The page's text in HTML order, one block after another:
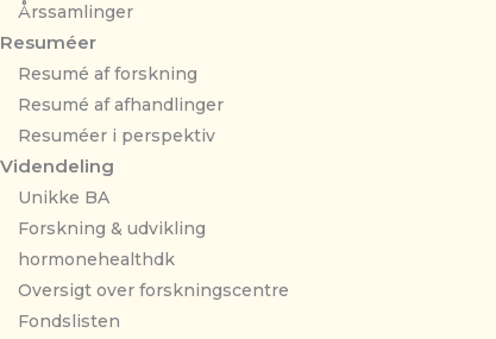
Årssamlinger
Resuméer
Resumé af forskning
Resumé af afhandlinger
Resuméer i perspektiv
Videndeling
Unikke BA
Forskning & udvikling
hormonehealthdk
Oversigt over forskningscentre
Fondslisten